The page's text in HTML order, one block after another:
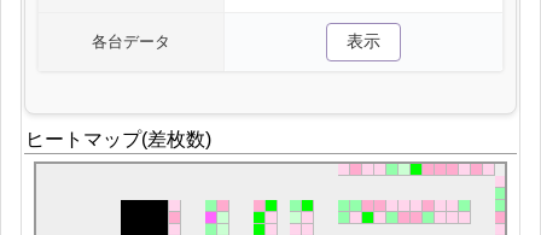
各台データ 表示
ヒートマップ(差枚数)